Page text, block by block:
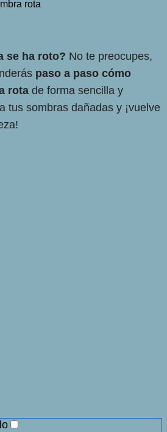
se ha roto? No te preocupes,
paso a paso cómo
rota de forma sencilla y
tus sombras dañadas y ¡vuelve